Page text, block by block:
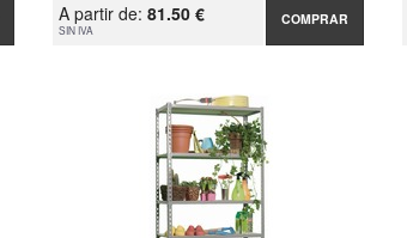
A partir de: 81.50 €
SIN IVA
COMPRAR